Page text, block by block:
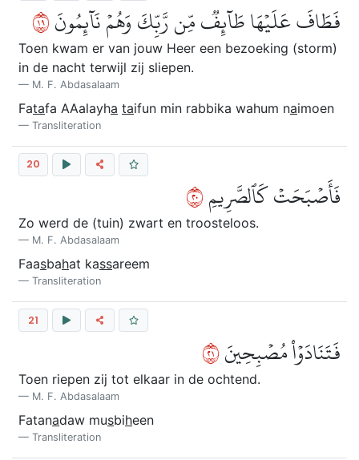
فَطَافَ عَلَيۡهَا طَآئِفٞ مِّن رَّبِّكَ وَهُمۡ نَآئِمُونَ٩١
Toen kwam er van jouw Heer een bezoeking (storm)
in de nacht terwijl zij sliepen.
M. F. Abdasalaam
Fatafa AAalayha taifun min rabbika wahum naimoen
Transliteration
20
فَأَصۡبَحَتۡ كَٱلصَّرِيمِ٠٢
Zo werd de (tuin) zwart en troosteloos.
M. F. Abdasalaam
Faasbahat kassareem
Transliteration
21
فَتَنَادَوۡاْ مُصۡبِحِينَ١٢
Toen riepen zij tot elkaar in de ochtend.
M. F. Abdasalaam
Fatanadaw musbiheen
Transliteration